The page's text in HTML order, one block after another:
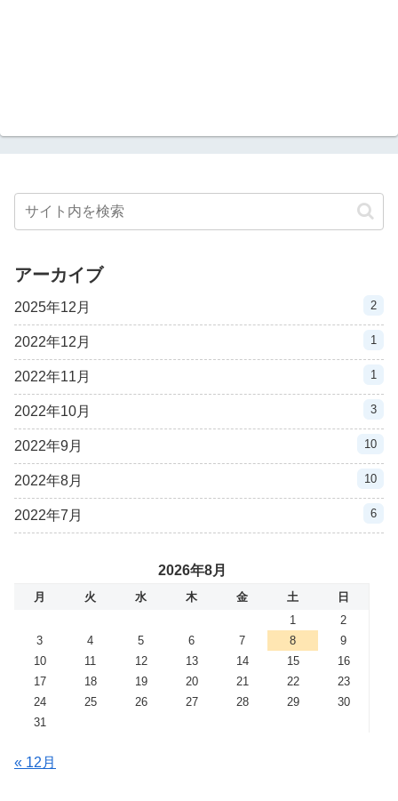
アーカイブ
2025年12月 2
2022年12月 1
2022年11月 1
2022年10月 3
2022年9月 10
2022年8月 10
2022年7月 6
2026年8月
月 火 水 木 金 土
日
1
2
3
4 5 6 7 8
9
10
11 12 13 14 15
16
17
18 19 20 21 22
23
24
25 26 27 28 29
30
31
« 12月